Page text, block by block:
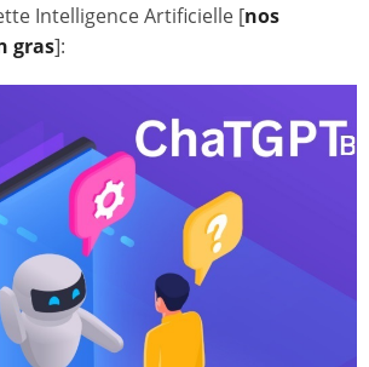
Intelligence Artificielle [nos
gras]: